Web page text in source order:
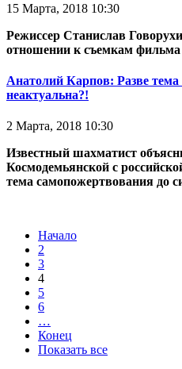
15 Марта, 2018 10:30
Режиссер Станислав
отношении к съемкам
Анатолий Карпов: Разве тема
неактуальна?!
2 Марта, 2018 10:30
Известный шахматист
Космодемьянской с
тема самопожертвования до
Начало
2
3
4
5
6
…
Конец
Показать все